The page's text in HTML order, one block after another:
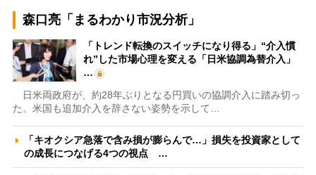
森口亮「まるわかり市況分析」
「トレンド転換のスイッチになり得る」“介入慣
れ”した市場心理を変える「日米協調為替介入」
…
日米両政府が、約28年ぶりとなる円買いの協調介入に踏み切っ
た。米国も追加介入を辞さない姿勢を示して…
「キオクシア急落で含み損が膨らんで…」損失を投資家として
の成長につなげる4つの視点 …